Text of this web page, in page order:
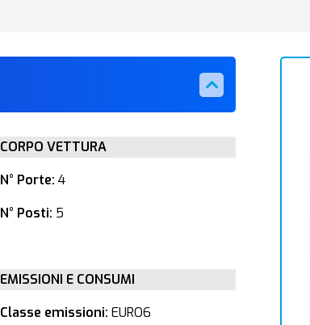
CORPO VETTURA
N° Porte: 4
N° Posti: 5
EMISSIONI E CONSUMI
Classe emissioni: EURO6